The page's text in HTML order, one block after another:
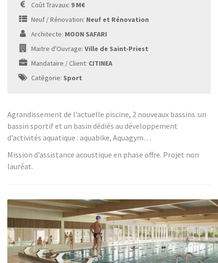
Coût Travaux: 9 M€
Neuf / Rénovation: Neuf et Rénovation
Architecte: MOON SAFARI
Maitre d'Ouvrage: Ville de Saint-Priest
Mandataire / Client: CITINEA
Catégorie: Sport
Agrandissement de l’actuelle piscine, 2 nouveaux bassins :un
bassin sportif et un basin dédiés au développement
d’activités aquatique : aquabike, Aquagym…
Mission d’assistance acoustique en phase offre. Projet non
lauréat.